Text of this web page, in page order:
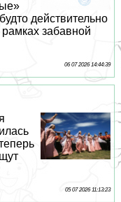
действительно
забавной
06 07 2026 14:44:39
05 07 2026 11:13:23